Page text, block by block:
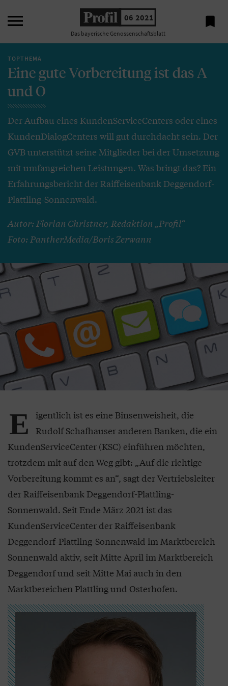
 06 2021
Das bayerische Genossenschaftsblatt

TOPTHEMA
Eine gute Vorbereitung ist das A
und O
Der Aufbau eines KundenServiceCenters oder eines
KundenDialogCenters will gut durchdacht sein. Der
GVB unterstützt seine Mitglieder bei der Umsetzung
mit umfangreichen Leistungen. Was bringt das? Ein
Erfahrungsbericht der Raiffeisenbank Deggendorf-
Plattling-Sonnenwald.
Autor: Florian Christner, Redaktion „Profil“
Foto: PantherMedia/Boris Zerwann
E
igentlich ist es eine Binsenweisheit, die
Rudolf Schafhauser anderen Banken, die ein
KundenServiceCenter (KSC) einführen möchten,
trotzdem mit auf den Weg gibt: „Auf die richtige
Vorbereitung kommt es an“, sagt der Vertriebsleiter
der Raiffeisenbank Deggendorf-Plattling-
Sonnenwald. Seit Ende März 2021 ist das
KundenServiceCenter der Raiffeisenbank
Deggendorf-Plattling-Sonnenwald im Marktbereich
Sonnenwald aktiv, seit Mitte April im Marktbereich
Deggendorf und seit Mitte Mai auch in den
Marktbereichen Plattling und Osterhofen.